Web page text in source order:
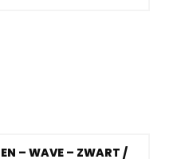
– WAVE – ZWART /